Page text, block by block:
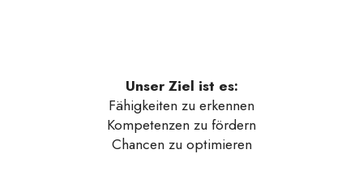
Unser Ziel ist es:
Fähigkeiten zu erkennen
Kompetenzen zu fördern
Chancen zu optimieren